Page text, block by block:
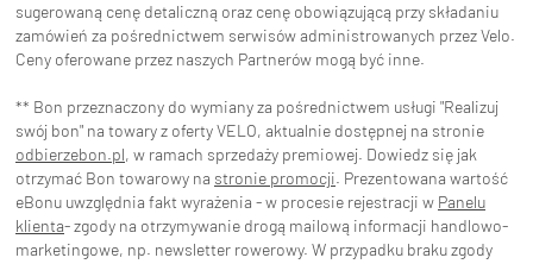
sugerowaną cenę detaliczną oraz cenę obowiązującą przy składaniu
zamówień za pośrednictwem serwisów administrowanych przez Velo.
Ceny oferowane przez naszych Partnerów mogą być inne.
** Bon przeznaczony do wymiany za pośrednictwem usługi "Realizuj
swój bon" na towary z oferty VELO, aktualnie dostępnej na stronie
odbierzebon.pl, w ramach sprzedaży premiowej. Dowiedz się jak
otrzymać Bon towarowy na stronie promocji. Prezentowana wartość
eBonu uwzględnia fakt wyrażenia - w procesie rejestracji w Panelu
klienta- zgody na otrzymywanie drogą mailową informacji handlowo-
marketingowe, np. newsletter rowerowy. W przypadku braku zgody